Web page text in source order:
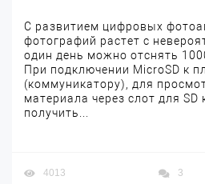
С развитием цифровых
фотографий растет с
один день можно отснять
При подключении MicroSD к
(коммуникатору), для
материала через слот для
получить...
4013 3